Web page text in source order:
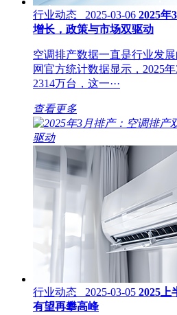
行业动态 2025-03-06 2025年
增长，政策与市场双驱动
空调排产数据一直是行业发
网官方统计数据显示，2025
2314万台，这一···
查看更多
行业动态 2025-03-05 2025上
有望再攀高峰